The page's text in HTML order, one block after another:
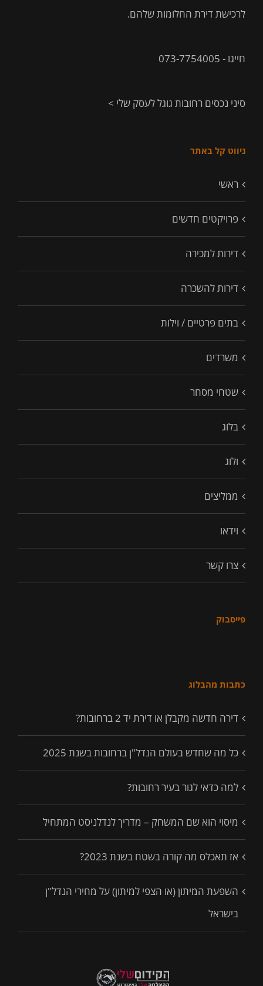
לרכישת דירת החלומות שלהם.
חייגו - 073-7754005
סיני נכסים רחובות גוגל לעסק שלי >
ניווט קל באתר
ראשי
פרויקטים חדשים
דירות למכירה
דירות להשכרה
בתים פרטיים / וילות
משרדים
שטחי מסחר
בלוג
ולוג
ממליצים
וידאו
צרו קשר
פייסבוק
כתבות מהבלוג
דירה חדשה מקבלן או דירת יד 2 ברחובות?
כל מה שחדש בעולם הנדל"ן ברחובות בשנת 2025
למה כדאי לגור בעיר רחובות?
מיסוי הוא שם המשחק – מדריך לנדלניסט המתחיל
אז תאכלס מה קורה בשטח בשנת 2023?
השפעת המיתון (או הצפי למיתון) על מחירי הנדל"ן
בישראל